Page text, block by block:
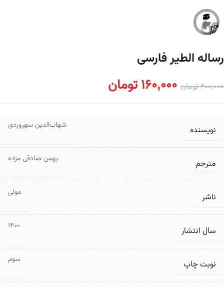
رساله الطیر فارسی
200,000تومان 160,000تومان
نویسنده شهاب‌الدین سهروردی
مترجم بهمن صادقی مزده
ناشر مولی
سال انتشار 1400
نوبت چاپ سوم